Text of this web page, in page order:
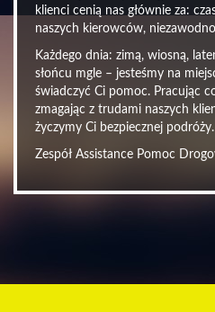
klienci cenią nas głównie za:
naszych kierowców,
Każdego dnia: zimą, wiosną,
słońcu mgle – jesteśmy na
świadczyć Ci pomoc. Pracując
zmagając z trudami naszych
życzymy Ci bezpiecznej podróży.
Zespół Assistance Pomoc